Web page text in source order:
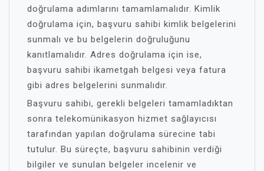
doğrulama adımlarını tamamlamalıdır. Kimlik
doğrulama için, başvuru sahibi kimlik belgelerini
sunmalı ve bu belgelerin doğruluğunu
kanıtlamalıdır. Adres doğrulama için ise,
başvuru sahibi ikametgah belgesi veya fatura
gibi adres belgelerini sunmalıdır.
Başvuru sahibi, gerekli belgeleri tamamladıktan
sonra telekomünikasyon hizmet sağlayıcısı
tarafından yapılan doğrulama sürecine tabi
tutulur. Bu süreçte, başvuru sahibinin verdiği
bilgiler ve sunulan belgeler incelenir ve